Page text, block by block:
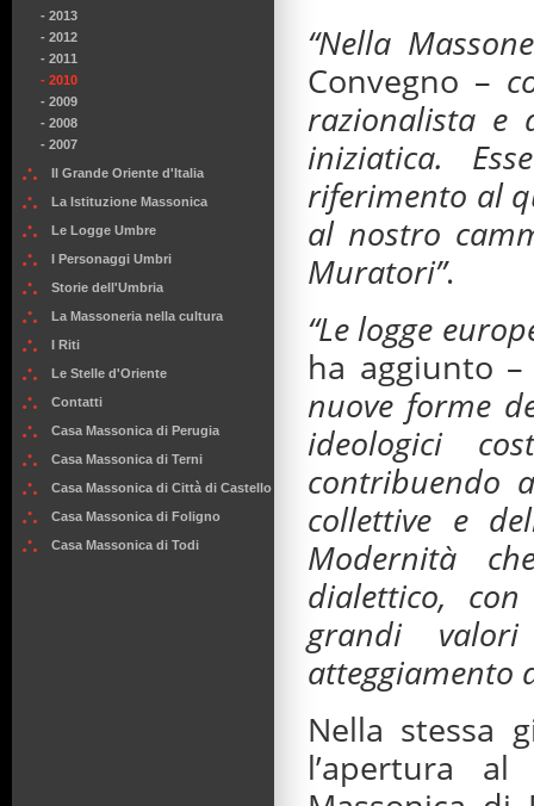
- 2013
- 2012
- 2011
- 2010
- 2009
- 2008
- 2007
Il Grande Oriente d'Italia
La Istituzione Massonica
Le Logge Umbre
I Personaggi Umbri
Storie dell'Umbria
La Massoneria nella cultura
I Riti
Le Stelle d'Oriente
Contatti
Casa Massonica di Perugia
Casa Massonica di Terni
Casa Massonica di Città di Castello
Casa Massonica di Foligno
Casa Massonica di Todi
“Nella
Convegno –
razionalista e
iniziatica.
riferimento al
al nostro
Muratori”.
“Le logge
ha aggiunto
nuove forme
ideologici
contribuendo
collettive e
Modernità
dialettico,
grandi
atteggiamento
Nella stessa
l’apertura